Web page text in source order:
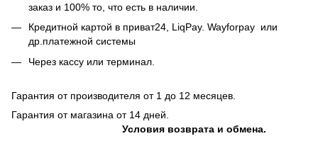
заказ и 100% то, что есть в наличии.
Кредитной картой в приват24, LiqPay. Wayforpay или
др.платежной системы
Через кассу или терминал.
Гарантия от производителя от 1 до 12 месяцев.
Гарантия от магазина от 14 дней.
Условия возврата и обмена.